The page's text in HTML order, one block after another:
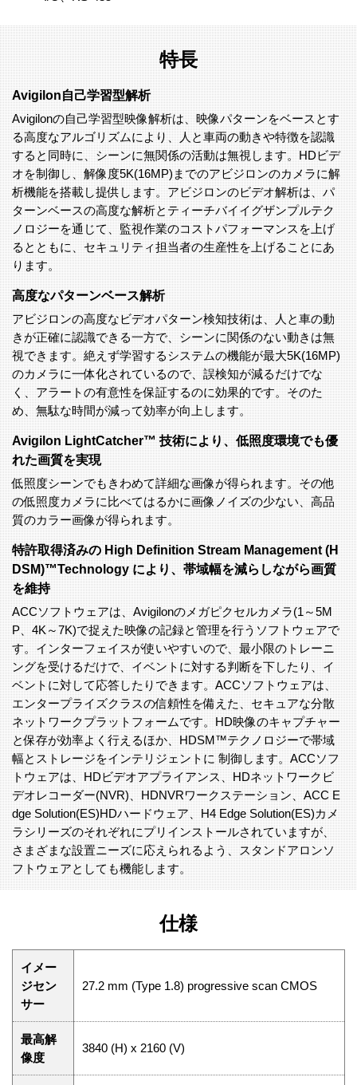
特長
Avigilon自己学習型解析
Avigilonの自己学習型映像解析は、映像パターンをベースとす
る高度なアルゴリズムにより、人と車両の動きや特徴を認識
すると同時に、シーンに無関係の活動は無視します。HDビデ
オを制御し、解像度5K(16MP)までのアビジロンのカメラに解
析機能を搭載し提供します。アビジロンのビデオ解析は、パ
ターンベースの高度な解析とティーチバイイグザンプルテク
ノロジーを通じて、監視作業のコストパフォーマンスを上げ
るとともに、セキュリティ担当者の生産性を上げることにあ
ります。
高度なパターンベース解析
アビジロンの高度なビデオパターン検知技術は、人と車の動
きが正確に認識できる一方で、シーンに関係のない動きは無
視できます。絶えず学習するシステムの機能が最大5K(16MP)
のカメラに一体化されているので、誤検知が減るだけでな
く、アラートの有意性を保証するのに効果的です。そのた
め、無駄な時間が減って効率が向上します。
Avigilon LightCatcher™ 技術により、低照度環境でも優
れた画質を実現
低照度シーンでもきわめて詳細な画像が得られます。その他
の低照度カメラに比べてはるかに画像ノイズの少ない、高品
質のカラー画像が得られます。
特許取得済みの High Definition Stream Management (H
DSM)™Technology により、帯域幅を減らしながら画質
を維持
ACCソフトウェアは、Avigilonのメガピクセルカメラ(1～5M
P、4K～7K)で捉えた映像の記録と管理を行うソフトウェアで
す。インターフェイスが使いやすいので、最小限のトレーニ
ングを受けるだけで、イベントに対する判断を下したり、イ
ベントに対して応答したりできます。ACCソフトウェアは、
エンタープライズクラスの信頼性を備えた、セキュアな分散
ネットワークプラットフォームです。HD映像のキャプチャー
と保存が効率よく行えるほか、HDSM™テクノロジーで帯域
幅とストレージをインテリジェントに 制御します。ACCソフ
トウェアは、HDビデオアプライアンス、HDネットワークビ
デオレコーダー(NVR)、HDNVRワークステーション、ACC E
dge Solution(ES)HDハードウェア、H4 Edge Solution(ES)カメ
ラシリーズのそれぞれにプリインストールされていますが、
さまざまな設置ニーズに応えられるよう、スタンドアロンソ
フトウェアとしても機能します。
仕様
イメー
ジセン
サー
27.2 mm (Type 1.8) progressive scan CMOS
最高解
像度
3840 (H) x 2160 (V)